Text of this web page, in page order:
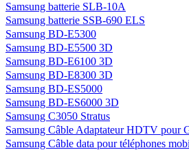
Samsung batterie SLB-10A
Samsung batterie SSB-690 ELS
Samsung BD-E5300
Samsung BD-E5500 3D
Samsung BD-E6100 3D
Samsung BD-E8300 3D
Samsung BD-ES5000
Samsung BD-ES6000 3D
Samsung C3050 Stratus
Samsung Câble Adaptateur HDTV pour
Samsung Câble data pour téléphones